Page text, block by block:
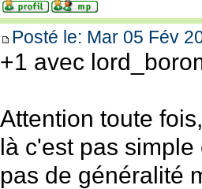
Posté le: Mar 05 Fév
+1 avec
Attention toute
là c'est pas
pas de généralité